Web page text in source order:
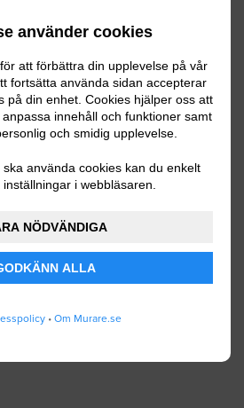
använder cookies
att förbättra din upplevelse på vår
fortsätta använda sidan accepterar
på din enhet. Cookies hjälper oss att
innehåll och funktioner samt
och smidig upplevelse.
använda cookies kan du enkelt
inställningar i webbläsaren.
NÖDVÄNDIGA
ALLA
• Om Murare.se
enligtanvändarvillkoren